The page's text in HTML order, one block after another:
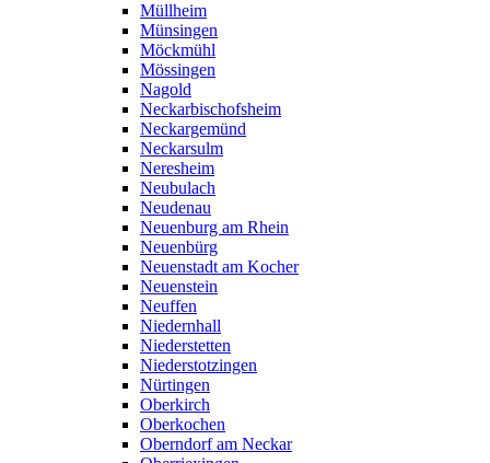
Müllheim
Münsingen
Möckmühl
Mössingen
Nagold
Neckarbischofsheim
Neckargemünd
Neckarsulm
Neresheim
Neubulach
Neudenau
Neuenburg am Rhein
Neuenbürg
Neuenstadt am Kocher
Neuenstein
Neuffen
Niedernhall
Niederstetten
Niederstotzingen
Nürtingen
Oberkirch
Oberkochen
Oberndorf am Neckar